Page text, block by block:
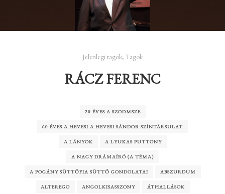
Jelenlegi tagok, Tagok
RÁCZ FERENC
20 ÉVES A SZODMSZE
60 ÉVES A HEVESI A HEVESI SÁNDOR SZÍNTÁRSULAT
A LÁNYOK A LYUKAS PUTTONY
A NAGY DRÁMAÍRÓ (A TÉMA)
A POGÁNY SÜTTŐFIA SÜTTŐ GONDOLATAI ABSZURDUM
ALTEREGO ANGOLKISASSZONY ÁTHALLÁSOK